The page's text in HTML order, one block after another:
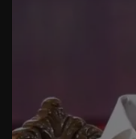
व्यापार